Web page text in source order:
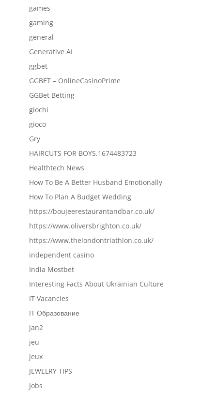
games
gaming
general
Generative AI
ggbet
GGBET – OnlineCasinoPrime
GGBet Betting
giochi
gioco
Gry
HAIRCUTS FOR BOYS.1674483723
Healthtech News
How To Be A Better Husband Emotionally
How To Plan A Budget Wedding
https://boujeerestaurantandbar.co.uk/
https://www.oliversbrighton.co.uk/
https://www.thelondontriathlon.co.uk/
independent casino
India Mostbet
Interesting Facts About Ukrainian Culture
IT Vacancies
IT Образование
jan2
jeu
jeux
JEWELRY TIPS
Jobs